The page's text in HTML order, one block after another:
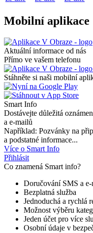
Mobilní aplikace
Aktuální informace od nás
Přímo ve vašem telefonu
Stáhněte si naši mobilní
Smart Info
Dostávejte důležitá
a e-mailů
Například: Pozvánky na
a podstatné informace...
Více o Smart Info
Přihlásit
Co znamená Smart info?
Doručování SMS a e-
Bezplatná služba
Jednoduchá a rychlá
Možnost výběru
Jeden účet pro více
Osobní údaje v